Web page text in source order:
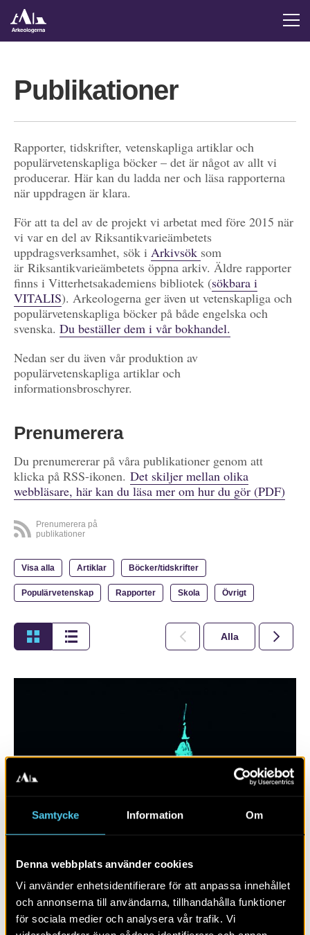
Samtycke Information Om
Denna webbplats använder cookies
Vi använder enhetsidentifierare för att anpassa innehållet
och annonserna till användarna, tillhandahålla funktioner
för sociala medier och analysera vår trafik. Vi
Publikationer
Rapporter, tidskrifter, vetenskapliga artiklar och
populärvetenskapliga böcker – det är något av allt vi
producerar. Här kan du ladda ner och läsa rapporterna
när uppdragen är klara.
För att ta del av de projekt vi arbetat med före 2015 när
vi var en del av Riksantikvarieämbetets
uppdragsverksamhet, sök i Arkivsök som
är Riksantikvarieämbetets öppna arkiv. Äldre rapporter
finns i Vitterhetsakademiens bibliotek (sökbara i
VITALIS). Arkeologerna ger även ut vetenskapliga och
populärvetenskapliga böcker på både engelska och
svenska. Du beställer dem i vår bokhandel.
Nedan ser du även vår produktion av
populärvetenskapliga artiklar och
informationsbroschyrer.
Prenumerera
Du prenumererar på våra publikationer genom att
klicka på RSS-ikonen. Det skiljer mellan olika
webbläsare, här kan du läsa mer om hur du gör (PDF)
Prenumerera på
publikationer
Visa alla Artiklar Böcker/tidskrifter
Populärvetenskap Rapporter Skola Övrigt
Alla 2026
Växjö, Kalmar och Smålands tidigaste
urbanisering